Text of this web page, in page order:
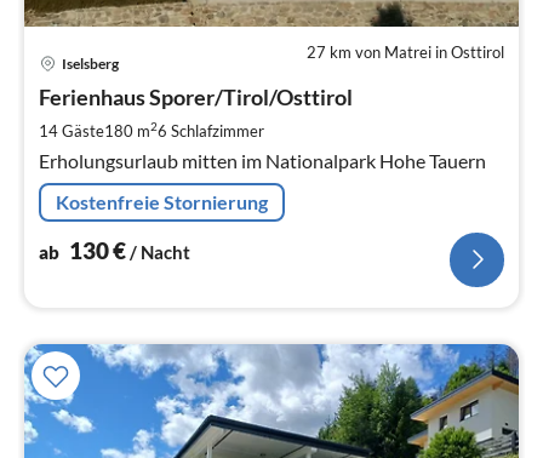
27 km von Matrei in Osttirol
Iselsberg
Ferienhaus Sporer/Tirol/Osttirol
14 Gäste180 m26 Schlafzimmer
Erholungsurlaub mitten im Nationalpark Hohe Tauern
Kostenfreie Stornierung
ab 130€/ Nacht